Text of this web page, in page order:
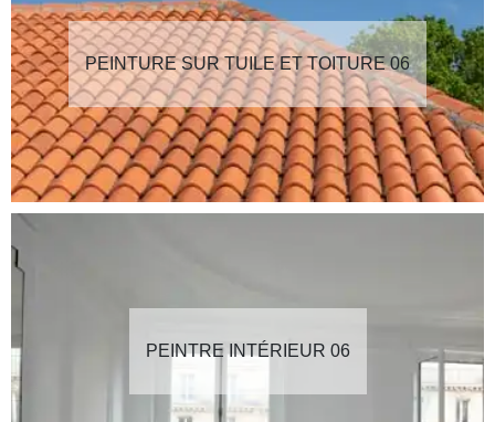
PEINTURE SUR TUILE ET TOITURE 06
PEINTRE INTÉRIEUR 06